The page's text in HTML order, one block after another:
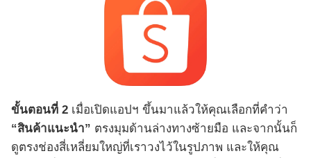
ขั้นตอนที่ 2 เมื่อเปิดแอปฯ ขึ้นมาแล้วให้คุณเลือกที่คำว่า
“สินค้าแนะนำ” ตรงมุมด้านล่างทางซ้ายมือ และจากนั้นก็
ดูตรงช่องสี่เหลี่ยมใหญ่ที่เราวงไว้ในรูปภาพ และให้คุณ